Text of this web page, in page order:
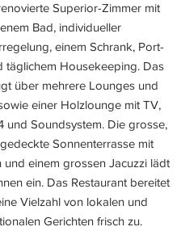
Superior-Zimmer mit
Bad, individueller
einem Schrank, Port-
täglichem Housekeeping. Das
über mehrere Lounges und
einer Holzlounge mit TV,
und Soundsystem. Die grosse,
Sonnenterrasse mit
und einem grossen Jacuzzi lädt
ein. Das Restaurant bereitet
Vielzahl von lokalen und
Gerichten frisch zu.